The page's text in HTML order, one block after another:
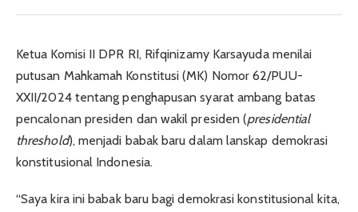
Ketua Komisi II DPR RI, Rifqinizamy Karsayuda menilai
putusan Mahkamah Konstitusi (MK) Nomor 62/PUU-
XXII/2024 tentang penghapusan syarat ambang batas
pencalonan presiden dan wakil presiden (presidential
threshold), menjadi babak baru dalam lanskap demokrasi
konstitusional Indonesia.
“Saya kira ini babak baru bagi demokrasi konstitusional kita,